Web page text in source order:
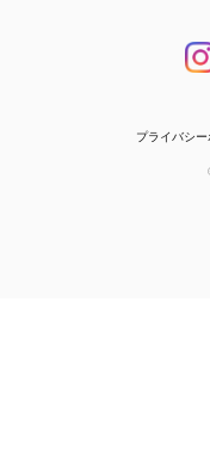
プライバシー